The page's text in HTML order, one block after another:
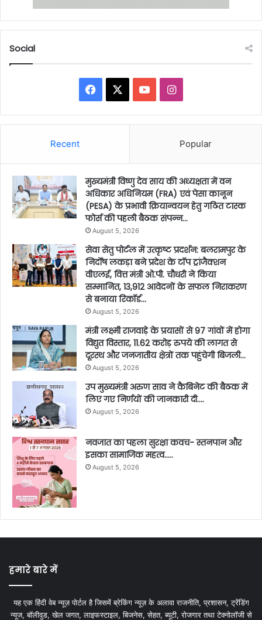
Social
Facebook YouTubeInstagram
Recent Popular
मुख्यमंत्री विष्णु देव साय की अध्यक्षता में वन
अधिकार अधिनियम (FRA) एवं पेसा कानून
(PESA) के प्रभावी क्रियान्वयन हेतु गठित टास्क
फोर्स की पहली बैठक संपन्न…
August 5, 2026
सेवा सेतु पोर्टल में उत्कृष्ट प्रदर्शन: बलरामपुर के
निर्दोष लकड़ा बने प्रदेश के टॉप ट्रांजैक्शन
वीएलई, वित्त मंत्री ओ.पी. चौधरी ने किया
सम्मानित, 13,912 आवेदनों के सफल निराकरण
से बनाया रिकॉर्ड…
August 5, 2026
मंत्री लक्ष्मी राजवाड़े के प्रयासों से 97 गांवों में होगा
विद्युत विस्तार, 11.62 करोड़ रुपये की लागत से
दूरस्थ और जनजातीय क्षेत्रों तक पहुंचेगी बिजली…
August 5, 2026
उप मुख्यमंत्री अरुण साव ने कैबिनेट की बैठक में
लिए गए निर्णयों की जानकारी दी….
August 5, 2026
नवजात का पहला सुरक्षा कवच- स्तनपान और
इसका सामाजिक महत्व…..
August 5, 2026
हमारे बारे में
यह एक हिंदी वेब न्यूज़ पोर्टल है जिसमें ब्रेकिंग न्यूज़ के अलावा राजनीति, प्रशासन, ट्रेंडिंग
न्यूज, बॉलीवुड, खेल जगत, लाइफस्टाइल, बिजनेस, सेहत, ब्यूटी, रोजगार तथा टेक्नोलॉजी से